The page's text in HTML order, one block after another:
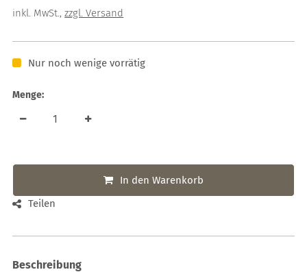
inkl. MwSt.,zzgl. Versand
Nur noch wenige vorrätig
Menge:
In den Warenkorb
Teilen
Beschreibung